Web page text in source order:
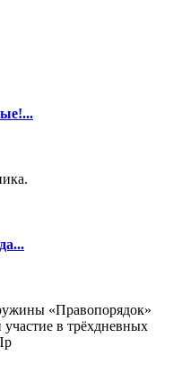
«Правопорядок»
в трёхдневных